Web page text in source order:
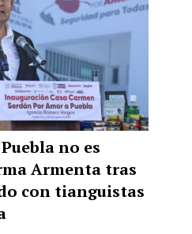
no es
Armenta tras
con tianguistas